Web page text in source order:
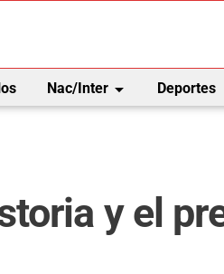
Nac/Interarrow_drop_down Deportes
y el